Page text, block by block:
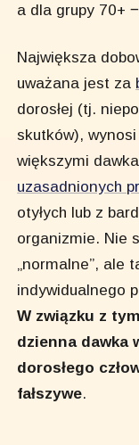
a dla grupy 70+
Największa
uważana jest za
dorosłej (tj.
skutków), wynosi
większymi
uzasadnionych
otyłych lub z
organizmie. Nie
„normalne”, ale
indywidualnego
W związku z
dzienna dawka
dorosłego
fałszywe.